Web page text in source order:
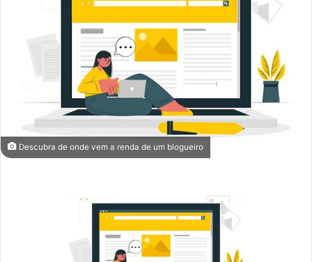
Descubra de onde vem a renda de um blogueiro